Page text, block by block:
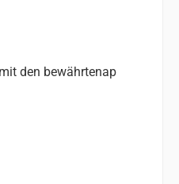
den bewährtenap